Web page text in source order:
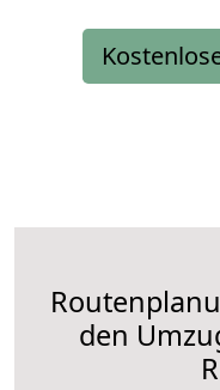
den